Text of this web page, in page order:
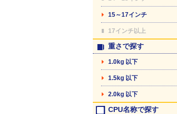
15～17インチ
17インチ以上
重さで探す
1.0kg 以下
1.5kg 以下
2.0kg 以下
CPU名称で探す